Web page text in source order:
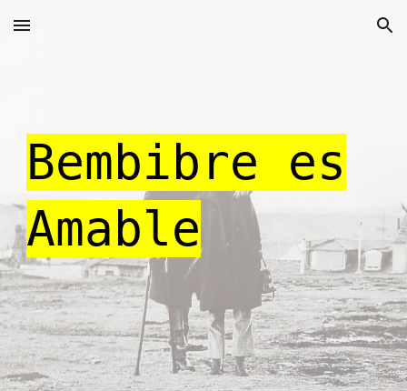
Skip to main content Skip to navigation
Bembibre es
Amable